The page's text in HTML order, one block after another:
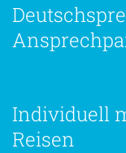
Individuell
Reisen